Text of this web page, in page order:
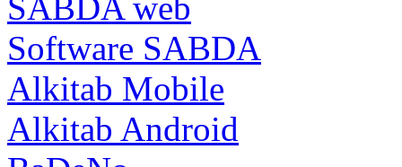
SABDA web
Software SABDA
Alkitab Mobile
Alkitab Android